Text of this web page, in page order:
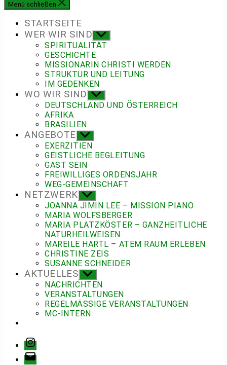
Menü schließen
STARTSEITE
WER WIR SIND Untermenü
anzeigen
SPIRITUALITÄT
GESCHICHTE
MISSIONARIN CHRISTI WERDEN
STRUKTUR UND LEITUNG
IM GEDENKEN
WO WIR SIND
Untermenü
anzeigen
DEUTSCHLAND UND ÖSTERREICH
AFRIKA
BRASILIEN
ANGEBOTE Untermenü
anzeigen
EXERZITIEN
GEISTLICHE BEGLEITUNG
GAST SEIN
FREIWILLIGES ORDENSJAHR
WEG-GEMEINSCHAFT
NETZWERK Untermenü
anzeigen
JOANNA JIMIN LEE – MISSION PIANO
MARIA WOLFSBERGER
MARIA PLATZKÖSTER – GANZHEITLICHE
NATURHEILWEISEN
MAREILE HARTL – ATEM RAUM ERLEBEN
CHRISTINE ZEIS
SUSANNE SCHNEIDER
AKTUELLES Untermenü
anzeigen
NACHRICHTEN
VERANSTALTUNGEN
REGELMÄSSIGE VERANSTALTUNGEN
MC-INTERN
Instagram
E-